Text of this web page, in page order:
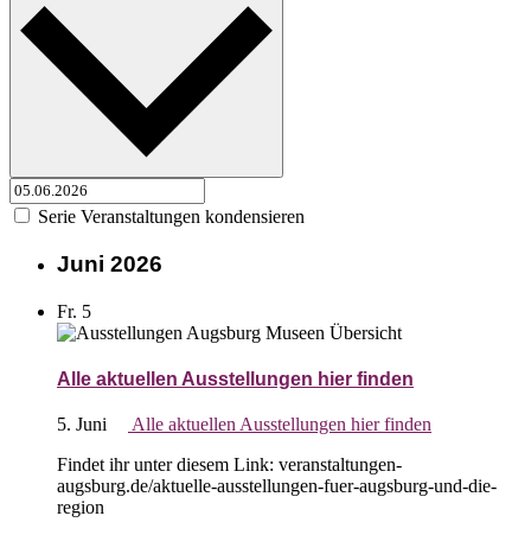
Serie Veranstaltungen kondensieren
Juni 2026
Fr. 5
Alle aktuellen Ausstellungen hier finden
5. Juni
Alle aktuellen Ausstellungen hier finden
Findet ihr unter diesem Link: veranstaltungen-
augsburg.de/aktuelle-ausstellungen-fuer-augsburg-und-die-
region